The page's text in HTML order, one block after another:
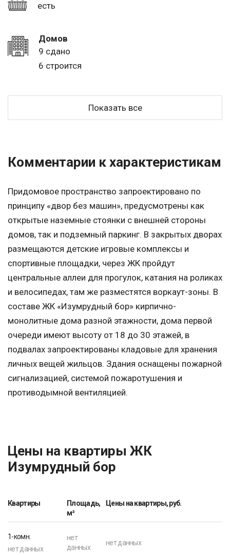
есть
Домов
9 сдано
6 строится
Показать все
Комментарии к характеристикам
Придомовое пространство запроектировано по
принципу «двор без машин», предусмотрены как
открытые наземные стоянки с внешней стороны
домов, так и подземный паркинг. В закрытых дворах
размещаются детские игровые комплексы и
спортивные площадки, через ЖК пройдут
центральные аллеи для прогулок, катания на роликах
и велосипедах, там же разместятся воркаут-зоны. В
составе ЖК «Изумрудный бор» кирпично-
монолитные дома разной этажности, дома первой
очереди имеют высоту от 18 до 30 этажей, в
подвалах запроектированы кладовые для хранения
личных вещей жильцов. Здания оснащены пожарной
сигнализацией, системой пожаротушения и
противодымной вентиляцией.
Цены на квартиры ЖК
Изумрудный бор
Квартиры
Площадь,
м²
Цены на квартиры, руб.
1-комн.
нет данных
нет
данных
нет данных